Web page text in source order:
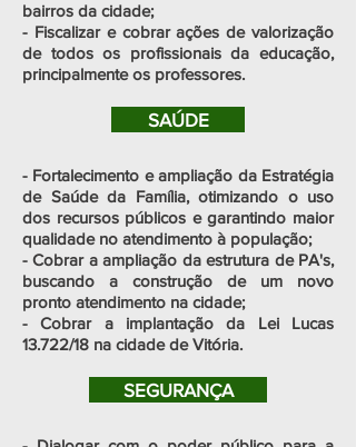
bairros da cidade;
- Fiscalizar e cobrar ações de valorização
de todos os profissionais da educação,
principalmente os professores.
SAÚDE
- Fortalecimento e ampliação da Estratégia
de Saúde da Família, otimizando o uso
dos recursos públicos e garantindo maior
qualidade no atendimento à população;
- Cobrar a ampliação da estrutura de PA's,
buscando a construção de um novo
pronto atendimento na cidade;
- Cobrar a implantação da Lei Lucas
13.722/18 na cidade de Vitória.
SEGURANÇA